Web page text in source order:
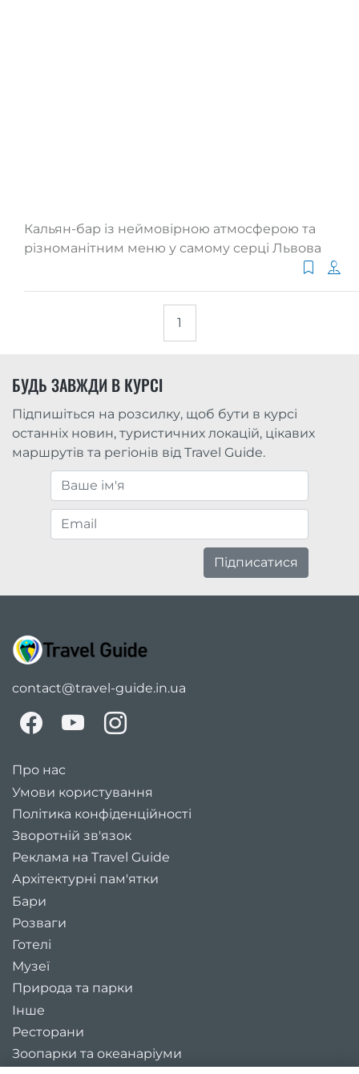
Кальян-бар із неймовірною атмосферою та
різноманітним меню у самому серці Львова
1
БУДЬ ЗАВЖДИ В КУРСІ
Підпишіться на розсилку, щоб бути в курсі
останніх новин, туристичних локацій, цікавих
маршрутів та регіонів від Travel Guide.
Підписатися
contact@travel-guide.in.ua
Про нас
Умови користування
Політика конфіденційності
Зворотній зв'язок
Реклама на Travel Guide
Архітектурні пам'ятки
Бари
Розваги
Готелі
Музеї
Природа та парки
Інше
Ресторани
Зоопарки та океанаріуми